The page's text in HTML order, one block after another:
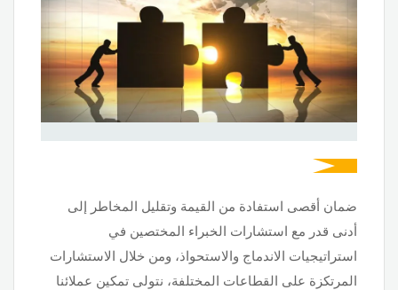
ضمان أقصى استفادة من القيمة وتقليل المخاطر إلى
أدنى قدر مع استشارات الخبراء المختصين في
استراتيجيات الاندماج والاستحواذ، ومن خلال الاستشارات
المرتكزة على القطاعات المختلفة، نتولى تمكين عملائنا